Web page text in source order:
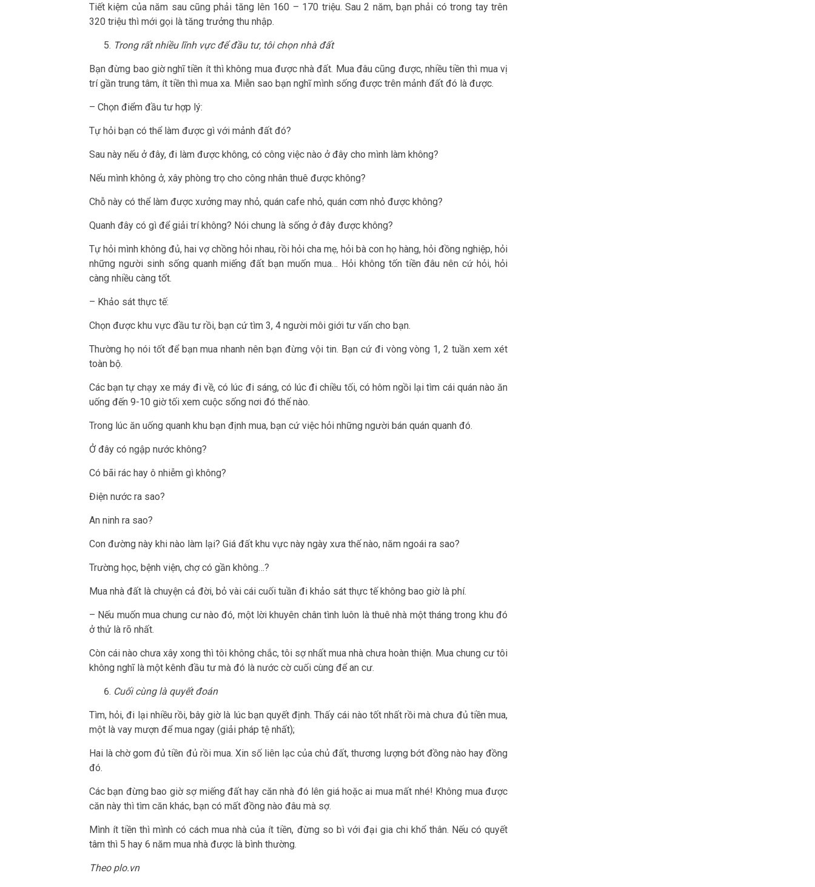
Tiết kiệm của năm sau cũng phải tăng lên 160 – 170 triệu. Sau 2 năm, bạn phải có trong tay trên
320 triệu thì mới gọi là tăng trưởng thu nhập.
Trong rất nhiều lĩnh vực để đầu tư, tôi chọn nhà đất
Bạn đừng bao giờ nghĩ tiền ít thì không mua được nhà đất. Mua đâu cũng được, nhiều tiền thì mua vị
trí gần trung tâm, ít tiền thì mua xa. Miễn sao bạn nghĩ mình sống được trên mảnh đất đó là được.
– Chọn điểm đầu tư hợp lý:
Tự hỏi bạn có thể làm được gì với mảnh đất đó?
Sau này nếu ở đây, đi làm được không, có công việc nào ở đây cho mình làm không?
Nếu mình không ở, xây phòng trọ cho công nhân thuê được không?
Chỗ này có thể làm được xưởng may nhỏ, quán cafe nhỏ, quán cơm nhỏ được không?
Quanh đây có gì để giải trí không? Nói chung là sống ở đây được không?
Tự hỏi mình không đủ, hai vợ chồng hỏi nhau, rồi hỏi cha mẹ, hỏi bà con họ hàng, hỏi đồng nghiệp, hỏi
những người sinh sống quanh miếng đất bạn muốn mua… Hỏi không tốn tiền đâu nên cứ hỏi, hỏi
càng nhiều càng tốt.
– Khảo sát thực tế:
Chọn được khu vực đầu tư rồi, bạn cứ tìm 3, 4 người môi giới tư vấn cho bạn.
Thường họ nói tốt để bạn mua nhanh nên bạn đừng vội tin. Bạn cứ đi vòng vòng 1, 2 tuần xem xét
toàn bộ.
Các bạn tự chạy xe máy đi về, có lúc đi sáng, có lúc đi chiều tối, có hôm ngồi lại tìm cái quán nào ăn
uống đến 9-10 giờ tối xem cuộc sống nơi đó thế nào.
Trong lúc ăn uống quanh khu bạn định mua, bạn cứ việc hỏi những người bán quán quanh đó.
Ở đây có ngập nước không?
Có bãi rác hay ô nhiễm gì không?
Điện nước ra sao?
An ninh ra sao?
Con đường này khi nào làm lại? Giá đất khu vực này ngày xưa thế nào, năm ngoái ra sao?
Trường học, bệnh viện, chợ có gần không…?
Mua nhà đất là chuyện cả đời, bỏ vài cái cuối tuần đi khảo sát thực tế không bao giờ là phí.
– Nếu muốn mua chung cư nào đó, một lời khuyên chân tình luôn là thuê nhà một tháng trong khu đó
ở thử là rõ nhất.
Còn cái nào chưa xây xong thì tôi không chắc, tôi sợ nhất mua nhà chưa hoàn thiện. Mua chung cư tôi
không nghĩ là một kênh đầu tư mà đó là nước cờ cuối cùng để an cư.
Cuối cùng là quyết đoán
Tìm, hỏi, đi lại nhiều rồi, bây giờ là lúc bạn quyết định. Thấy cái nào tốt nhất rồi mà chưa đủ tiền mua,
một là vay mượn để mua ngay (giải pháp tệ nhất);
Hai là chờ gom đủ tiền đủ rồi mua. Xin số liên lạc của chủ đất, thương lượng bớt đồng nào hay đồng
đó.
Các bạn đừng bao giờ sợ miếng đất hay căn nhà đó lên giá hoặc ai mua mất nhé! Không mua được
căn này thì tìm căn khác, bạn có mất đồng nào đâu mà sợ.
Mình ít tiền thì mình có cách mua nhà của ít tiền, đừng so bì với đại gia chi khổ thân. Nếu có quyết
tâm thì 5 hay 6 năm mua nhà được là bình thường.
Theo plo.vn